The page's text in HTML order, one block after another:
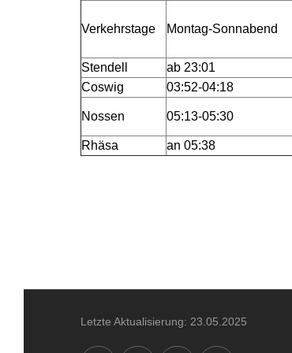
Verkehrstage Montag-Sonnabend
Stendell ab 23:01
Coswig
03:52-04:18
Nossen 05:13-05:30
Rhäsa an 05:38
Letzte Aktualisierung: 23.05.2025